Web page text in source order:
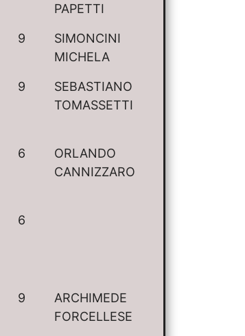
PAPETTI
9
SIMONCINI
MICHELA
9
SEBASTIANO
TOMASSETTI
6
ORLANDO
CANNIZZARO
6
9
ARCHIMEDE
FORCELLESE